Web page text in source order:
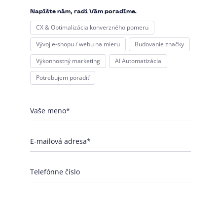
Napíšte nám, radi Vám poradíme.
CX & Optimalizácia konverzného pomeru
Vývoj e-shopu / webu na mieru
Budovanie značky
Výkonnostný marketing
AI Automatizácia
Potrebujem poradiť
Vaše meno*
E-mailová adresa*
Telefónne číslo